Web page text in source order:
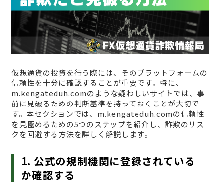
仮想通貨の投資を行う際には、そのプラットフォームの
信頼性を十分に確認することが重要です。特に、
m.kengateduh.comのような疑わしいサイトでは、事
前に見破るための判断基準を持っておくことが大切で
す。本セクションでは、m.kengateduh.comの信頼性
を見極めるための5つのステップを紹介し、詐欺のリス
クを回避する方法を詳しく解説します。
1. 公式の規制機関に登録されている
か確認する